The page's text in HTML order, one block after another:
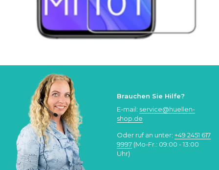
Brauchen Sie Hilfe?
E-mail: service@huellen-
shop.de
Oder ruf an unter: +49 2451 617
9997 (Mo-Fr.: 09:00 - 13:00
Uhr)